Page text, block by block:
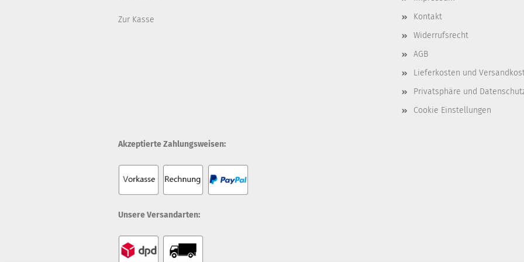
Zur Kasse
Kontakt
Widerrufsrecht
AGB
Lieferkosten und
Privatsphäre und
Cookie Einstellungen
Akzeptierte Zahlungsweisen:
Unsere Versandarten: